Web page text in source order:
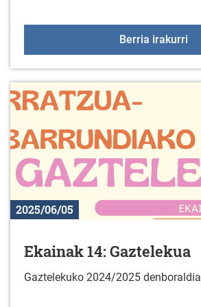
Berria irakurri
2025/06/05
Ekainak 14: Gaztelekua
Gaztelekuko 2024/2025 denboraldia